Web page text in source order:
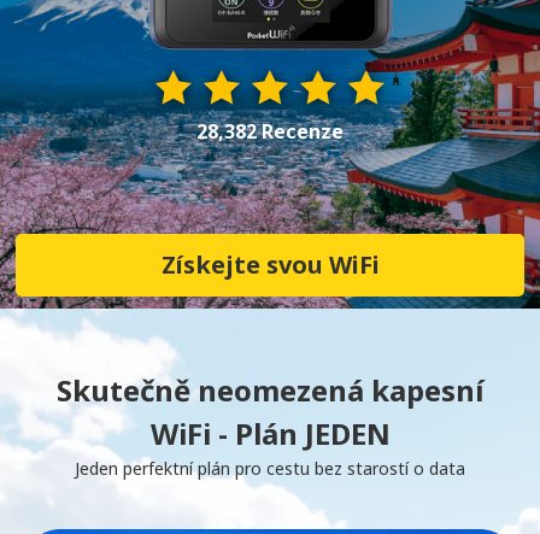
28,382 Recenze
Získejte svou WiFi
Skutečně neomezená kapesní
WiFi - Plán JEDEN
Jeden perfektní plán pro cestu bez starostí o data